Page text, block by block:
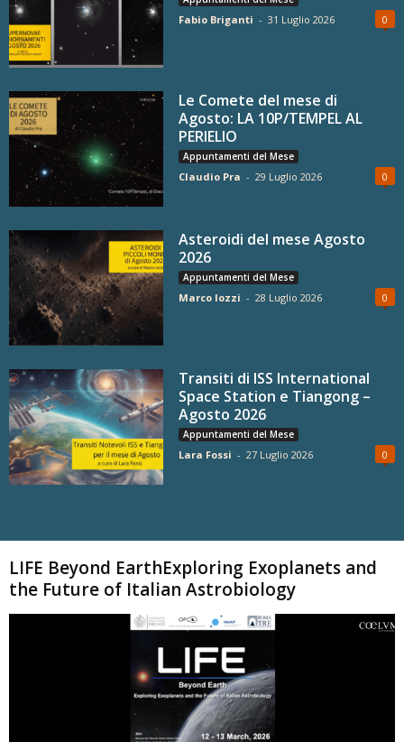
Fabio Briganti - 31 Luglio 2026 0
Le Comete del mese di
Agosto: LA 10P/TEMPEL AL
PERIELIO
Appuntamenti del Mese
Claudio Pra - 29 Luglio 2026 0
Asteroidi del mese Agosto
2026
Appuntamenti del Mese
Marco Iozzi - 28 Luglio 2026 0
Transiti di ISS International
Space Station e Tiangong –
Agosto 2026
Appuntamenti del Mese
Lara Fossi - 27 Luglio 2026 0
LIFE Beyond EarthExploring Exoplanets and
the Future of Italian Astrobiology